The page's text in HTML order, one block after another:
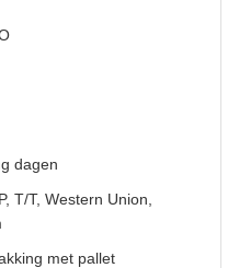
dagen
T/T, Western Union,
met pallet